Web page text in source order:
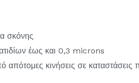
σκόνης
έως και 0,3 microns
απότομες κινήσεις σε καταστάσεις